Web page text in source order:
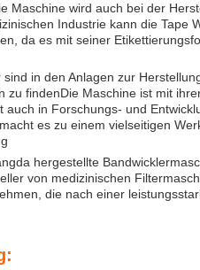
Maschine wird auch bei der
Industrie kann die Tape
da es mit seiner
sind in den Anlagen zur
zu findenDie Maschine ist mit
auch in Forschungs- und
es zu einem vielseitigen
hergestellte
von medizinischen
die nach einer